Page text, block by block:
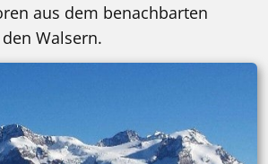
aus dem benachbarten
Walsern.